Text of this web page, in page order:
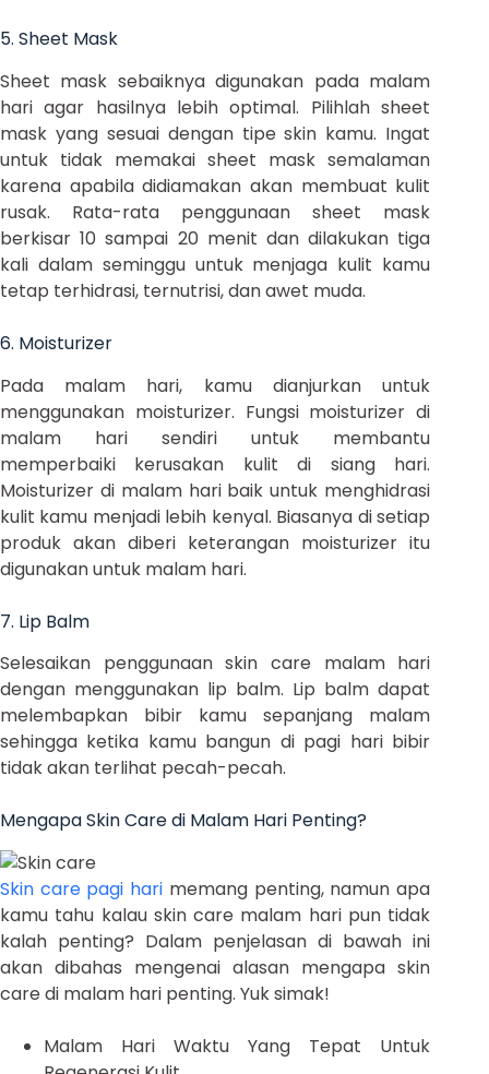
5. Sheet Mask
Sheet mask sebaiknya digunakan pada malam
hari agar hasilnya lebih optimal. Pilihlah sheet
mask yang sesuai dengan tipe skin kamu. Ingat
untuk tidak memakai sheet mask semalaman
karena apabila didiamakan akan membuat kulit
rusak. Rata-rata penggunaan sheet mask
berkisar 10 sampai 20 menit dan dilakukan tiga
kali dalam seminggu untuk menjaga kulit kamu
tetap terhidrasi, ternutrisi, dan awet muda.
6. Moisturizer
Pada malam hari, kamu dianjurkan untuk
menggunakan moisturizer. Fungsi moisturizer di
malam hari sendiri untuk membantu
memperbaiki kerusakan kulit di siang hari.
Moisturizer di malam hari baik untuk menghidrasi
kulit kamu menjadi lebih kenyal. Biasanya di setiap
produk akan diberi keterangan moisturizer itu
digunakan untuk malam hari.
7. Lip Balm
Selesaikan penggunaan skin care malam hari
dengan menggunakan lip balm. Lip balm dapat
melembapkan bibir kamu sepanjang malam
sehingga ketika kamu bangun di pagi hari bibir
tidak akan terlihat pecah-pecah.
Mengapa Skin Care di Malam Hari Penting?
Skin care pagi hari memang penting, namun apa
kamu tahu kalau skin care malam hari pun tidak
kalah penting? Dalam penjelasan di bawah ini
akan dibahas mengenai alasan mengapa skin
care di malam hari penting. Yuk simak!
Malam Hari Waktu Yang Tepat Untuk